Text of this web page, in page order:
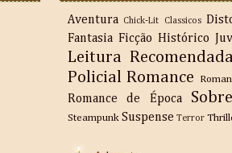
Aventura Chick-Lit Classicos
Fantasia Ficção Histórico
Leitura Recomendada
Policial Romance
Romance de Época
Steampunk Suspense Terror